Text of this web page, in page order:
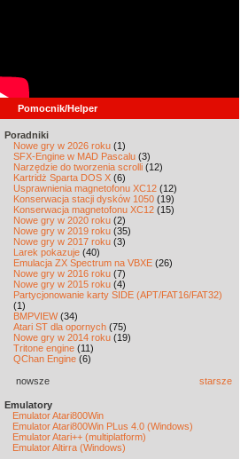
Pomocnik/Helper
Poradniki
Nowe gry w 2026 roku (1)
SFX-Engine w MAD Pascalu (3)
Narzędzie do tworzenia scrolli (12)
Kartridż Sparta DOS X (6)
Usprawnienia magnetofonu XC12 (12)
Konserwacja stacji dysków 1050 (19)
Konserwacja magnetofonu XC12 (15)
Nowe gry w 2020 roku (2)
Nowe gry w 2019 roku (35)
Nowe gry w 2017 roku (3)
Larek pokazuje (40)
Emulacja ZX Spectrum na VBXE (26)
Nowe gry w 2016 roku (7)
Nowe gry w 2015 roku (4)
Partycjonowanie karty SIDE (APT/FAT16/FAT32)
(1)
BMPVIEW(34)
Atari ST dla opornych (75)
Nowe gry w 2014 roku (19)
Tritone engine (11)
QChan Engine (6)
nowsze starsze
Emulatory
Emulator Atari800Win
Emulator Atari800Win PLus 4.0 (Windows)
Emulator Atari++ (multiplatform)
Emulator Altirra (Windows)